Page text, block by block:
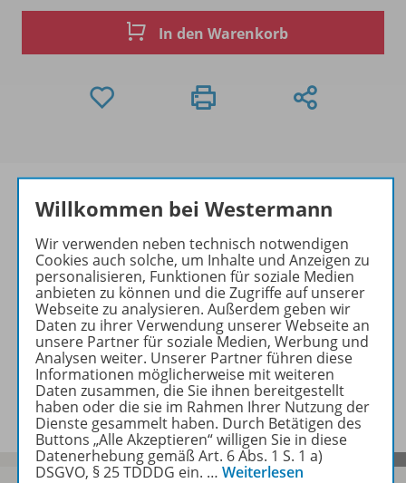
In den Warenkorb
Produktinformationen
Beschreibung
Benachrichtigungs-Service
Willkommen bei Westermann
Wir verwenden neben technisch notwendigen
Cookies auch solche, um Inhalte und Anzeigen zu
personalisieren, Funktionen für soziale Medien
anbieten zu können und die Zugriffe auf unserer
Webseite zu analysieren. Außerdem geben wir
Daten zu ihrer Verwendung unserer Webseite an
unsere Partner für soziale Medien, Werbung und
Analysen weiter. Unserer Partner führen diese
Informationen möglicherweise mit weiteren
Daten zusammen, die Sie ihnen bereitgestellt
haben oder die sie im Rahmen Ihrer Nutzung der
Dienste gesammelt haben. Durch Betätigen des
Buttons „Alle Akzeptieren“ willigen Sie in diese
Datenerhebung gemäß Art. 6 Abs. 1 S. 1 a)
DSGVO, § 25 TDDDG ein. … Weiterlesen